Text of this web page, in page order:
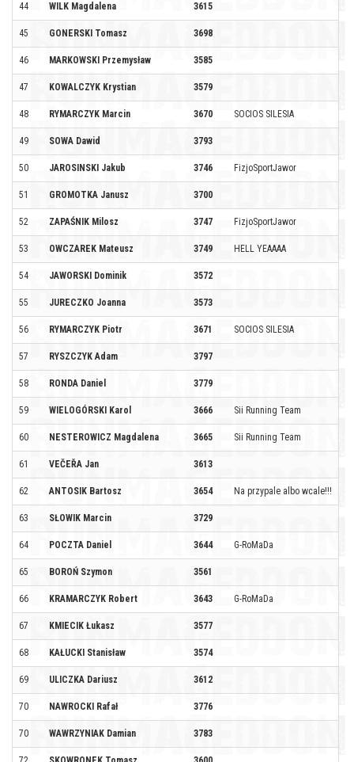
44 WILK Magdalena 3615
45 GONERSKI Tomasz 3698
46 MARKOWSKI Przemysław 3585
47 KOWALCZYK Krystian 3579
48 RYMARCZYK Marcin 3670 SOCIOS SILESIA
49 SOWA Dawid 3793
50 JAROSINSKI Jakub 3746 FizjoSportJawor
51 GROMOTKA Janusz 3700
52 ZAPAŚNIK Milosz 3747 FizjoSportJawor
53 OWCZAREK Mateusz 3749 HELL YEAAAA
54 JAWORSKI Dominik 3572
55 JURECZKO Joanna 3573
56 RYMARCZYK Piotr 3671 SOCIOS SILESIA
57 RYSZCZYK Adam 3797
58 RONDA Daniel 3779
59 WIELOGÓRSKI Karol 3666 Sii Running Team
60 NESTEROWICZ Magdalena 3665 Sii Running Team
61 VEČEŘA Jan 3613
62 ANTOSIK Bartosz 3654 Na przypale albo wcale!!!
63 SŁOWIK Marcin 3729
64 POCZTA Daniel 3644 G-RoMaDa
65 BOROŃ Szymon 3561
66 KRAMARCZYK Robert 3643 G-RoMaDa
67 KMIECIK Łukasz 3577
68 KAŁUCKI Stanisław 3574
69 ULICZKA Dariusz 3612
70 NAWROCKI Rafał 3776
70 WAWRZYNIAK Damian 3783